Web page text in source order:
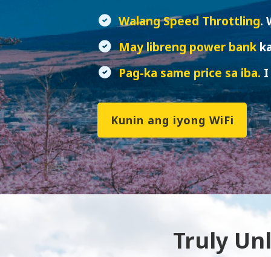
Walang Speed Throttling.
May libreng power bank
Pag-ka same price sa iba. I
Kunin ang iyong WiFi
Truly